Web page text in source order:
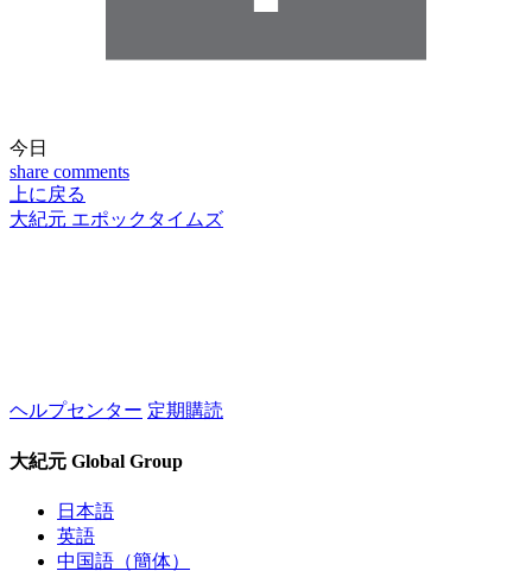
今日
share comments
上に戻る
大紀元 エポックタイムズ
ヘルプセンター 定期購読
大紀元 Global Group
日本語
英語
中国語（簡体）